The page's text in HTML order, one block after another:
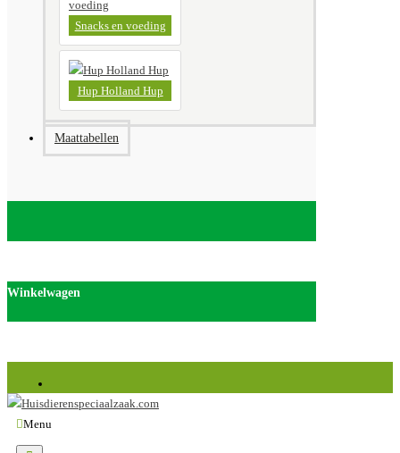
Snacks en voeding
Hup Holland Hup
Maattabellen
Winkelwagen
Huisdierenspeciaalzaak.com is onderdeel van Discus van de Weerd Veenendaal